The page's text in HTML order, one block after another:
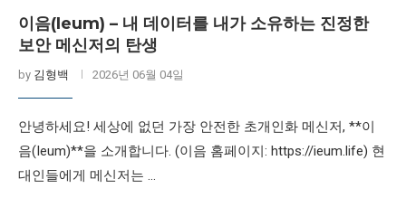
이음(Ieum) – 내 데이터를 내가 소유하는 진정한
보안 메신저의 탄생
by 김형백 2026년 06월 04일
안녕하세요! 세상에 없던 가장 안전한 초개인화 메신저, **이
음(Ieum)**을 소개합니다. (이음 홈페이지: https://ieum.life) 현
대인들에게 메신저는 …